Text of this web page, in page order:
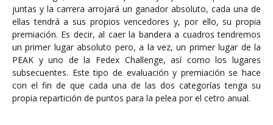
juntas y la carrera arrojará un ganador absoluto, cada una de
ellas tendrá a sus propios vencedores y, por ello, su propia
premiación. Es decir, al caer la bandera a cuadros tendremos
un primer lugar absoluto pero, a la vez, un primer lugar de la
PEAK y uno de la Fedex Challenge, así como los lugares
subsecuentes. Este tipo de evaluación y premiación se hace
con el fin de que cada una de las dos categorías tenga su
propia repartición de puntos para la pelea por el cetro anual.